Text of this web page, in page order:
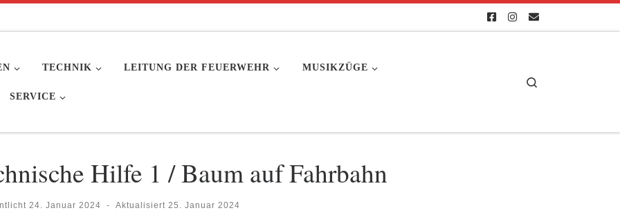
TECHNIK LEITUNG DER FEUERWEHR MUSIKZÜGE
SERVICE
Hilfe 1 / Baum auf Fahrbahn
24. Januar 2024 - Aktualisiert 25. Januar 2024